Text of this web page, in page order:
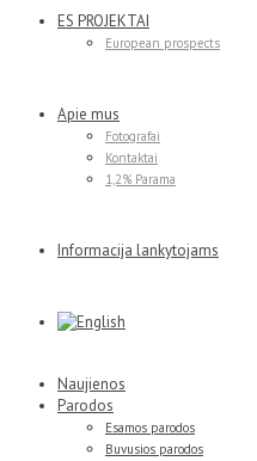
ES PROJEKTAI
European prospects
Apie mus
Fotografai
Kontaktai
1,2% Parama
Informacija lankytojams
Naujienos
Parodos
Esamos parodos
Buvusios parodos